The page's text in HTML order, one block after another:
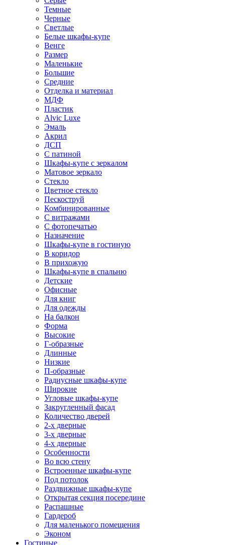
Темные
Черные
Светлые
Белые шкафы-купе
Венге
Размер
Маленькие
Большие
Средние
Отделка и материал
МДФ
Пластик
Alvic Luxe
Эмаль
Акрил
ДСП
С патиной
Шкафы-купе с зеркалом
Матовое зеркало
Стекло
Цветное стекло
Пескоструй
Комбинированные
С витражами
С фотопечатью
Назначение
Шкафы-купе в гостиную
В коридор
В прихожую
Шкафы-купе в спальню
Детские
Офисные
Для книг
Для одежды
На балкон
Форма
Высокие
Г-образные
Длинные
Низкие
П-образные
Радиусные шкафы-купе
Широкие
Угловые шкафы-купе
Закругленный фасад
Количество дверей
2-х дверные
3-х дверные
4-х дверные
Особенности
Во всю стену
Встроенные шкафы-купе
Под потолок
Раздвижные шкафы-купе
Открытая секция посередине
Распашные
Гардероб
Для маленького помещения
Эконом
Гостиные